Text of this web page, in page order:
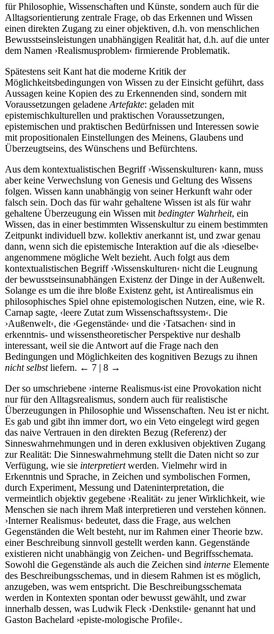
für Philosophie, Wissenschaften und Künste, sondern auch für die
Alltagsorientierung zentrale Frage, ob das Erkennen und Wissen
einen direkten Zugang zu einer objektiven, d.h. von menschlichen
Bewusstseinsleistungen unabhängigen Realität hat, d.h. auf die unter
dem Namen ›Realismusproblem‹ firmierende Problematik.
Spätestens seit Kant hat die moderne Kritik der
Möglichkeitsbedingungen von Wissen zu der Einsicht geführt, dass
Aussagen keine Kopien des zu Erkennenden sind, sondern mit
Voraussetzungen geladene Artefakte: geladen mit
epistemischkulturellen und praktischen Voraussetzungen,
epistemischen und praktischen Bedürfnissen und Interessen sowie
mit propositionalen Einstellungen des Meinens, Glaubens und
Überzeugtseins, des Wünschens und Befürchtens.
Aus dem kontextualistischen Begriff ›Wissenskulturen‹ kann, muss
aber keine Verwechslung von Genesis und Geltung des Wissens
folgen. Wissen kann unabhängig von seiner Herkunft wahr oder
falsch sein. Doch das für wahr gehaltene Wissen ist als für wahr
gehaltene Überzeugung ein Wissen mit bedingter Wahrheit, ein
Wissen, das in einer bestimmten Wissenskultur zu einem bestimmten
Zeitpunkt individuell bzw. kollektiv anerkannt ist, und zwar genau
dann, wenn sich die epistemische Interaktion auf die als ›dieselbe‹
angenommene mögliche Welt bezieht. Auch folgt aus dem
kontextualistischen Begriff ›Wissenskulturen‹ nicht die Leugnung
der bewusstseinsunabhängen Existenz der Dinge in der Außenwelt.
Solange es um die ihre bloße Existenz geht, ist Antirealismus ein
philosophisches Spiel ohne epistemologischen Nutzen, eine, wie R.
Carnap sagte, ‹leere Zutat zum Wissenschaftssystem‹. Die
›Außenwelt‹, die ›Gegenstände‹ und die ›Tatsachen‹ sind in
erkenntnis- und wissenstheoretischer Perspektive nur deshalb
interessant, weil sie die Antwort auf die Frage nach den
Bedingungen und Möglichkeiten des kognitiven Bezugs zu ihnen
nicht selbstliefern. ← 7 | 8 →
Der so umschriebene ›interne Realismus‹ist eine Provokation nicht
nur für den Alltagsrealismus, sondern auch für realistische
Überzeugungen in Philosophie und Wissenschaften. Neu ist er nicht.
Es gab und gibt ihn immer dort, wo ein Veto eingelegt wird gegen
das naive Vertrauen in den direkten Bezug (Referenz) der
Sinneswahrnehmungen und in deren exklusiven objektiven Zugang
zur Realität: Die Sinneswahrnehmung stellt die Daten nicht so zur
Verfügung, wie sie interpretiertwerden. Vielmehr wird in
Erkenntnis und Sprache, in Zeichen und symbolischen Formen,
durch Experiment, Messung und Dateninterpretation, die
vermeintlich objektiv gegebene ›Realität‹ zu jener Wirklichkeit, wie
Menschen sie nach ihrem Maß interpretieren und verstehen können.
›Interner Realismus‹ bedeutet, dass die Frage, aus welchen
Gegenständen die Welt besteht, nur im Rahmen einer Theorie bzw.
einer Beschreibung sinnvoll gestellt werden kann. Gegenstände
existieren nicht unabhängig von Zeichen- und Begriffsschemata.
Sowohl die Gegenstände als auch die Zeichen sind interne Elemente
des Beschreibungsschemas, und in diesem Rahmen ist es möglich,
anzugeben, was wem entspricht. Die Beschreibungsschemata
werden in Kontexten spontan oder bewusst gewählt, und zwar
innerhalb dessen, was Ludwik Fleck ›Denkstile‹ genannt hat und
Gaston Bachelard ›episte-mologische Profile‹.